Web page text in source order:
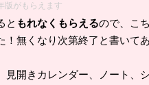
版がもらえます
と もれなくもらえるので、こ
無くなり次第終了と書いて
見開きカレンダー、ノート、